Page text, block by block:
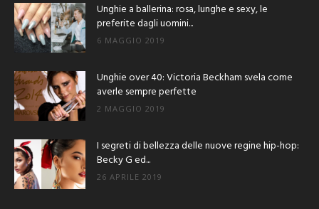
Unghie a ballerina: rosa, lunghe e sexy, le
preferite dagli uomini...
6 MAGGIO 2019
Unghie over 40: Victoria Beckham svela come
averle sempre perfette
2 MAGGIO 2019
I segreti di bellezza delle nuove regine hip-hop:
Becky G ed...
26 APRILE 2019